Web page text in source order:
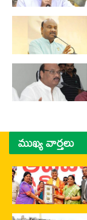
ముఖ్య వార్తలు